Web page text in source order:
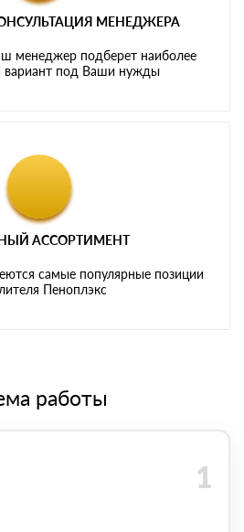
МЕНЕДЖЕРА
менеджер подберет наиболее
вариант под Ваши нужды
АССОРТИМЕНТ
самые популярные позиции
Пеноплэкс
работы